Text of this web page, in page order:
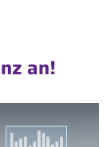
an!